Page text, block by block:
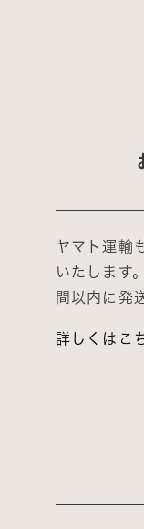
ヤマト運輸
いたします
間以内に発
詳しくはこ